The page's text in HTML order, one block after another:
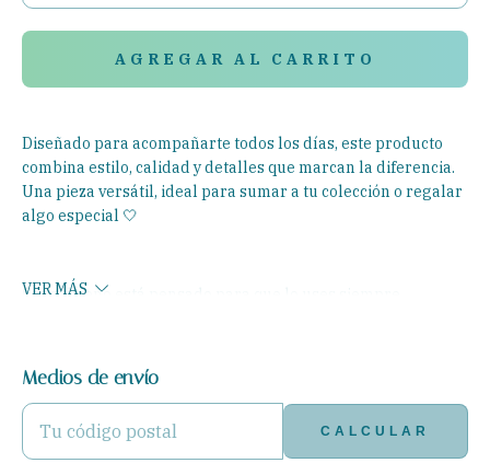
Diseñado para acompañarte todos los días, este producto
combina estilo, calidad y detalles que marcan la diferencia.
Una pieza versátil, ideal para sumar a tu colección o regalar
algo especial 🤍
Cada diseño está pensado para que lo uses siempre,
VER MÁS
ENTREGAS PARA EL CP:
Medios de envío
CALCULAR